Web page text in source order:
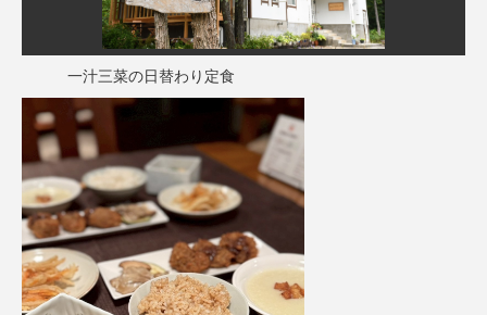
一汁三菜の日替わり定食